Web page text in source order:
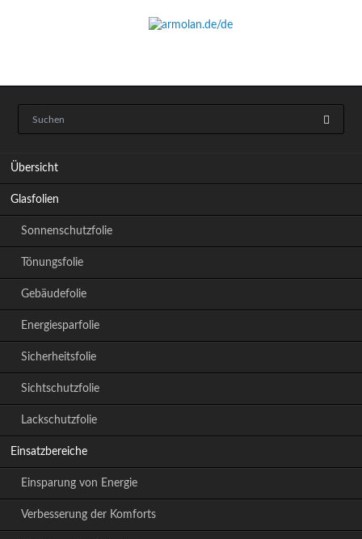
Navigation
Übersicht
Glasfolien
Sonnenschutzfolie
Tönungsfolie
Gebäudefolie
Energiesparfolie
Sicherheitsfolie
Sichtschutzfolie
Lackschutzfolie
Einsatzbereiche
Einsparung von Energie
Verbesserung der Komforts